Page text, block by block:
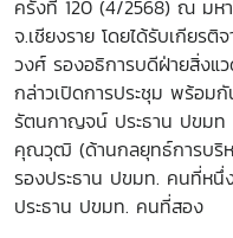
ครั้งที่ 120 (4/2568) ณ มห
จ.เชียงราย โดยได้รับเกียร
วงศ์ รองอธิการบดีฝ่ายสิ่งแ
กล่าวเปิดการประชุม พร้อม
รัตนกาญจน์ ประธาน ปขม
คุณวุฒิ (ด้านกลยุทธ์การบริ
รองประธาน ปขมท. คนที่ห
ประธาน ปขมท. คนที่สอง